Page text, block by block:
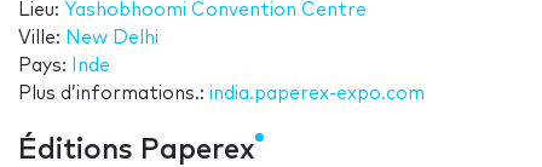
Lieu: Yashobhoomi Convention Centre
Ville: New Delhi
Pays:
Inde
Plus d’informations.: india.paperex-expo.com
Éditions Paperex